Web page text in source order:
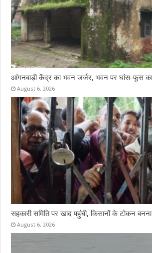
आंगनबाड़ी केंद्र का भवन जर्जर, भवन पर घांस-फूस
August 6, 2026
सहकारी समिति पर खाद पहुंची, किसानों के टोकन
August 6, 2026